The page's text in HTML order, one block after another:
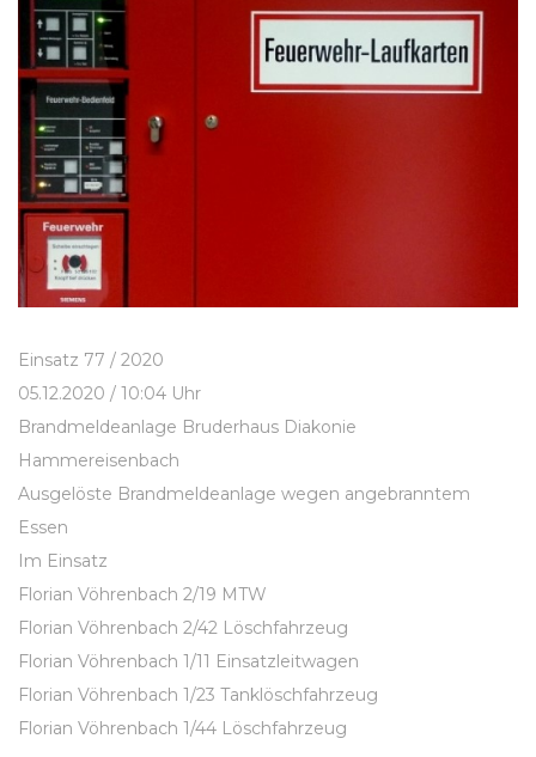
Einsatz 77 / 2020
05.12.2020 / 10:04 Uhr
Brandmeldeanlage Bruderhaus Diakonie
Hammereisenbach
Ausgelöste Brandmeldeanlage wegen angebranntem
Essen
Im Einsatz
Florian Vöhrenbach 2/19 MTW
Florian Vöhrenbach 2/42 Löschfahrzeug
Florian Vöhrenbach 1/11 Einsatzleitwagen
Florian Vöhrenbach 1/23 Tanklöschfahrzeug
Florian Vöhrenbach 1/44 Löschfahrzeug